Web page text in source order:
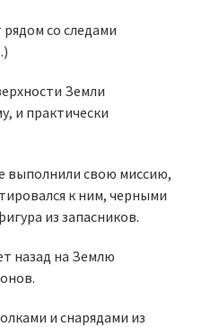
со следами
Земли
и практически
выполнили свою миссию,
к ним, черными
из запасников.
назад на Землю
и снарядами из